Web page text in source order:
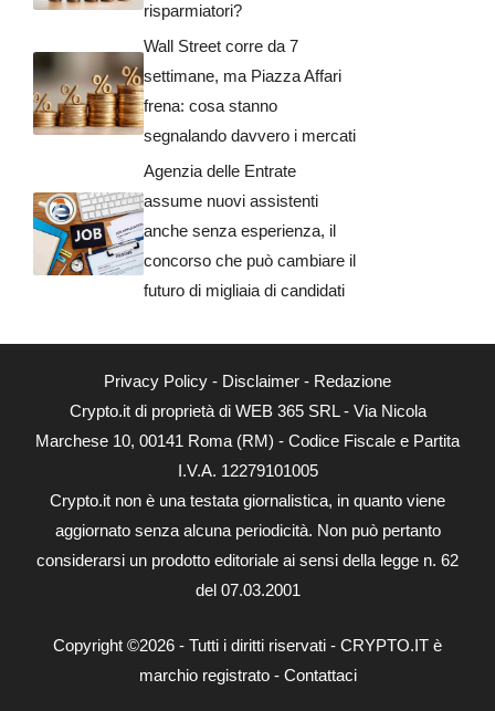
risparmiatori?
Wall Street corre da 7
settimane, ma Piazza Affari
frena: cosa stanno
segnalando davvero i mercati
Agenzia delle Entrate
assume nuovi assistenti
anche senza esperienza, il
concorso che può cambiare il
futuro di migliaia di candidati
Privacy Policy - Disclaimer - Redazione
Crypto.it di proprietà di WEB 365 SRL - Via Nicola
Marchese 10, 00141 Roma (RM) - Codice Fiscale e Partita
I.V.A. 12279101005
Crypto.it non è una testata giornalistica, in quanto viene
aggiornato senza alcuna periodicità. Non può pertanto
considerarsi un prodotto editoriale ai sensi della legge n. 62
del 07.03.2001
Copyright ©2026 - Tutti i diritti riservati - CRYPTO.IT è
marchio registrato - Contattaci